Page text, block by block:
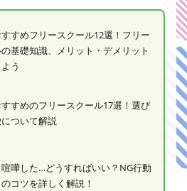
すめフリースクール12選！フリー
基礎知識、メリット・デメリット
う
すめのフリースクール17選！選び
ついて解説
嘩した…どうすればいい？NG行動
コツを詳しく解説！